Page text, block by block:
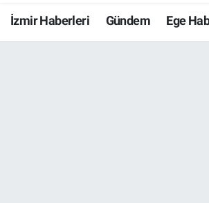
İzmir Haberleri Gündem Ege
Resmi İlanlar